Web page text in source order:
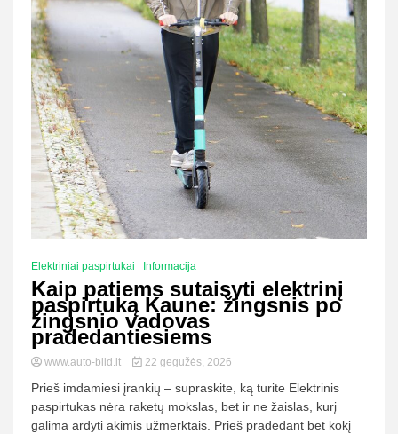
Elektriniai paspirtukai Informacija
Kaip patiems sutaisyti elektrinį
paspirtuką Kaune: žingsnis po
žingsnio vadovas
pradedantiesiems
www.auto-bild.lt 22 gegužės, 2026
Prieš imdamiesi įrankių – supraskite, ką turite Elektrinis
paspirtukas nėra raketų mokslas, bet ir ne žaislas, kurį
galima ardyti akimis užmerktais. Prieš pradedant bet kokį